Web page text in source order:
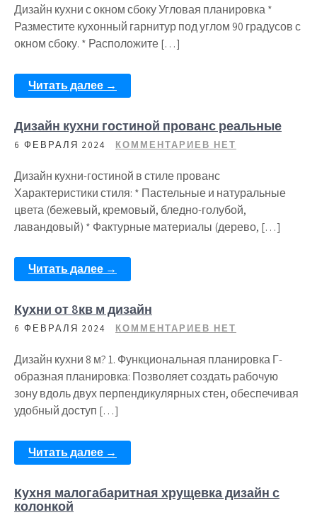
Дизайн кухни с окном сбоку Угловая планировка *
Разместите кухонный гарнитур под углом 90 градусов с
окном сбоку. * Расположите […]
Читать далее →
Дизайн кухни гостиной прованс реальные
6 ФЕВРАЛЯ 2024 КОММЕНТАРИЕВ НЕТ
Дизайн кухни-гостиной в стиле прованс
Характеристики стиля: * Пастельные и натуральные
цвета (бежевый, кремовый, бледно-голубой,
лавандовый) * Фактурные материалы (дерево, […]
Читать далее →
Кухни от 8кв м дизайн
6 ФЕВРАЛЯ 2024 КОММЕНТАРИЕВ НЕТ
Дизайн кухни 8 м? 1. Функциональная планировка Г-
образная планировка: Позволяет создать рабочую
зону вдоль двух перпендикулярных стен, обеспечивая
удобный доступ […]
Читать далее →
Кухня малогабаритная хрущевка дизайн с
колонкой